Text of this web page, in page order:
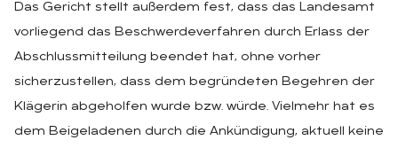
Das Gericht stellt außerdem fest, dass das Landesamt
vorliegend das Beschwerdeverfahren durch Erlass der
Abschlussmitteilung beendet hat, ohne vorher
sicherzustellen, dass dem begründeten Begehren der
Klägerin abgeholfen wurde bzw. würde. Vielmehr hat es
dem Beigeladenen durch die Ankündigung, aktuell keine